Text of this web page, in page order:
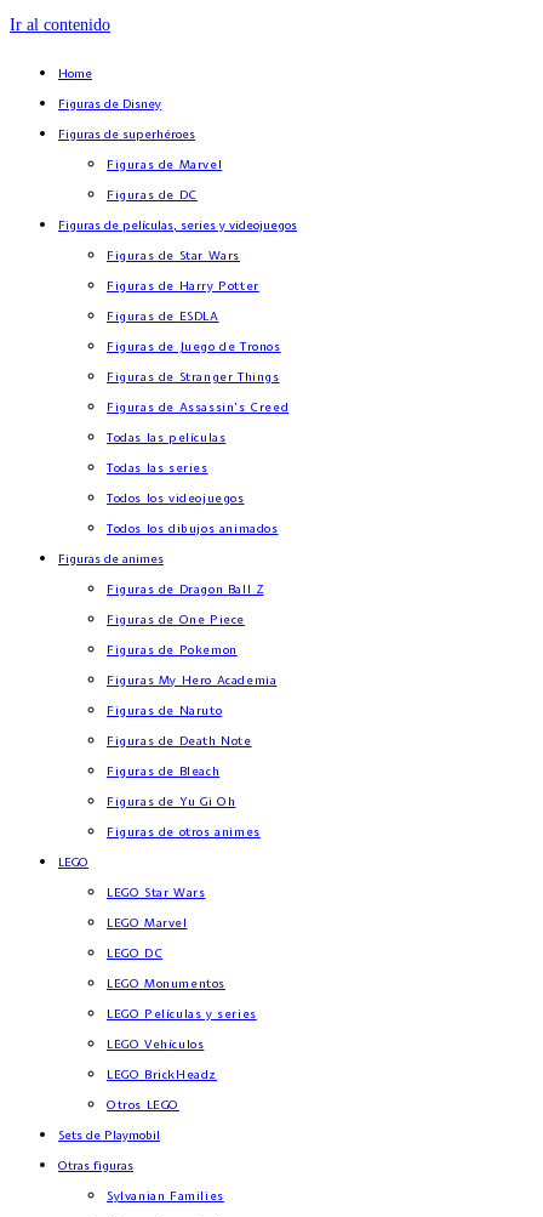
Ir al contenido
Home
Figuras de Disney
Figuras de superhéroes
Figuras de Marvel
Figuras de DC
Figuras de películas, series y videojuegos
Figuras de Star Wars
Figuras de Harry Potter
Figuras de ESDLA
Figuras de Juego de Tronos
Figuras de Stranger Things
Figuras de Assassin’s Creed
Todas las películas
Todas las series
Todos los videojuegos
Todos los dibujos animados
Figuras de animes
Figuras de Dragon Ball Z
Figuras de One Piece
Figuras de Pokemon
Figuras My Hero Academia
Figuras de Naruto
Figuras de Death Note
Figuras de Bleach
Figuras de Yu Gi Oh
Figuras de otros animes
LEGO
LEGO Star Wars
LEGO Marvel
LEGO DC
LEGO Monumentos
LEGO Películas y series
LEGO Vehículos
LEGO BrickHeadz
Otros LEGO
Sets de Playmobil
Otras figuras
Sylvanian Families